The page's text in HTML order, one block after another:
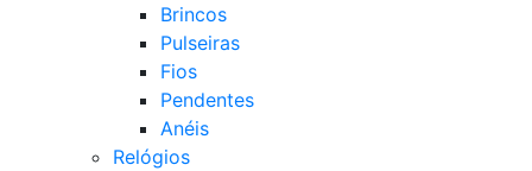
Brincos
Pulseiras
Fios
Pendentes
Anéis
Relógios